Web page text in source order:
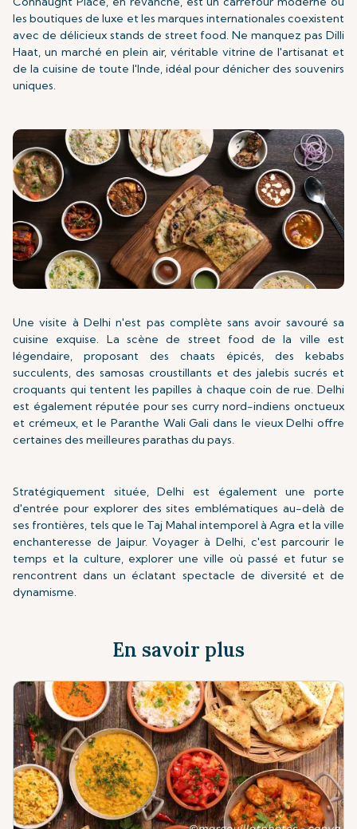
les boutiques de luxe et les marques internationales coexistent
avec de délicieux stands de street food. Ne manquez pas Dilli
Haat, un marché en plein air, véritable vitrine de l'artisanat et
de la cuisine de toute l'Inde, idéal pour dénicher des souvenirs
uniques.
Une visite à Delhi n'est pas complète sans avoir savouré sa
cuisine exquise. La scène de street food de la ville est
légendaire, proposant des chaats épicés, des kebabs
succulents, des samosas croustillants et des jalebis sucrés et
croquants qui tentent les papilles à chaque coin de rue. Delhi
est également réputée pour ses curry nord-indiens onctueux
et crémeux, et le Paranthe Wali Gali dans le vieux Delhi offre
certaines des meilleures parathas du pays.
Stratégiquement située, Delhi est également une porte
d'entrée pour explorer des sites emblématiques au-delà de
ses frontières, tels que le Taj Mahal intemporel à Agra et la ville
enchanteresse de Jaipur. Voyager à Delhi, c'est parcourir le
temps et la culture, explorer une ville où passé et futur se
rencontrent dans un éclatant spectacle de diversité et de
dynamisme.
En savoir plus